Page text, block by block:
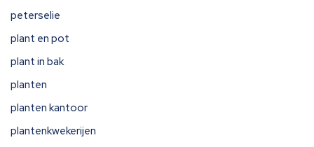
peterselie
plant en pot
plant in bak
planten
planten kantoor
plantenkwekerijen